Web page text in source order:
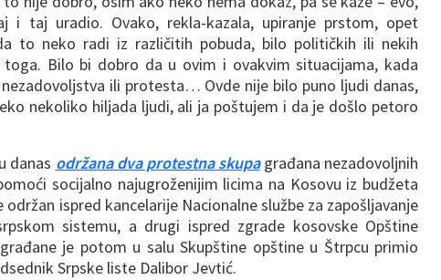
taj uradio. Ovako, rekla-kazala, upiranje prstom, opet
to neko radi iz različitih pobuda, bilo političkih ili nekih
Bilo bi dobro da u ovim i ovakvim situacijama, kada
ili protesta… Ovde nije bilo puno ljudi danas,
nekoliko hiljada ljudi, ali ja poštujem i da je došlo petoro
danas održana dva protestna skupagrađana nezadovoljnih
socijalno najugroženijim licima na Kosovu iz budžeta
održan ispred kancelarije Nacionalne službe za zapošljavanje
sistemu, a drugi ispred zgrade kosovske Opštine
je potom u salu Skupštine opštine u Štrpcu primio
Srpske liste Dalibor Jevtić.